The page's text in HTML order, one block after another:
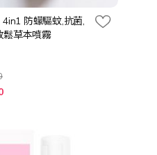
防蠓驅蚊,抗菌,
鬆草本噴霧